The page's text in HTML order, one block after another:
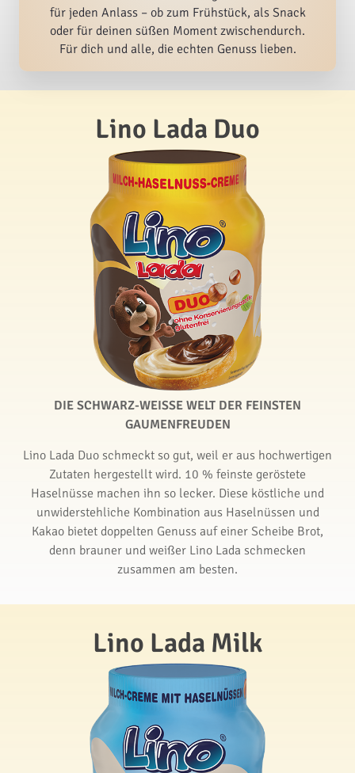
für jeden Anlass – ob zum Frühstück, als Snack
oder für deinen süßen Moment zwischendurch.
Für dich und alle, die echten Genuss lieben.
Lino Lada Duo
DIE SCHWARZ-WEISSE WELT DER FEINSTEN
GAUMENFREUDEN
Lino Lada Duo schmeckt so gut, weil er aus hochwertigen
Zutaten hergestellt wird. 10 % feinste geröstete
Haselnüsse machen ihn so lecker. Diese köstliche und
unwiderstehliche Kombination aus Haselnüssen und
Kakao bietet doppelten Genuss auf einer Scheibe Brot,
denn brauner und weißer Lino Lada schmecken
zusammen am besten.
Lino Lada Milk